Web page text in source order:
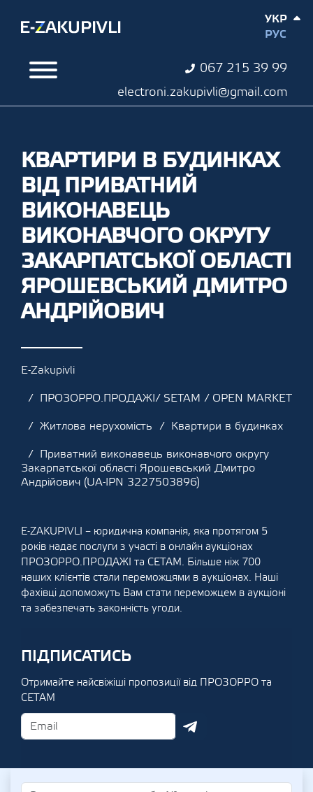
067 215 39 99
electroni.zakupivli@gmail.com
УКР
РУС
КВАРТИРИ В БУДИНКАХ
ВІД ПРИВАТНИЙ
ВИКОНАВЕЦЬ
ВИКОНАВЧОГО ОКРУГУ
ЗАКАРПАТСЬКОЇ ОБЛАСТІ
ЯРОШЕВСЬКИЙ ДМИТРО
АНДРІЙОВИЧ
E-Zakupivli
ПРОЗОРРО.ПРОДАЖІ/ SETAM / OPEN MARKET
Житлова нерухомість
Квартири в будинках
Приватний виконавець виконавчого округу
Закарпатської області Ярошевський Дмитро
Андрійович (UA-IPN 3227503896)
E-ZAKUPIVLI – юридична компанія, яка протягом 5
років надає послуги з участі в онлайн аукціонах
ПРОЗОРРО.ПРОДАЖІ та СЕТАМ. Більше ніж 700
наших клієнтів стали переможцями в аукціонах. Наші
фахівці допоможуть Вам стати переможцем в аукціоні
та забезпечать законність угоди.
ПІДПИСАТИСЬ
Отримайте найсвіжіші пропозиції від ПРОЗОРРО та
СЕТАМ